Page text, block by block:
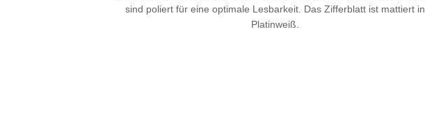
sind poliert für eine optimale Lesbarkeit. Das Zifferblatt ist mattiert in
Platinweiß.